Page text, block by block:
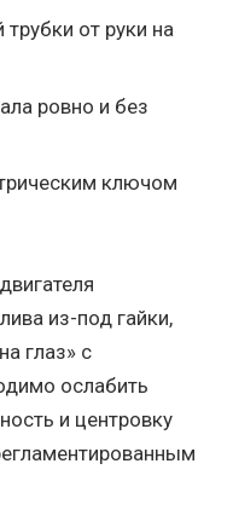
от руки на
ровно и без
ключом
из-под гайки,
глаз» с
ослабить
и центровку